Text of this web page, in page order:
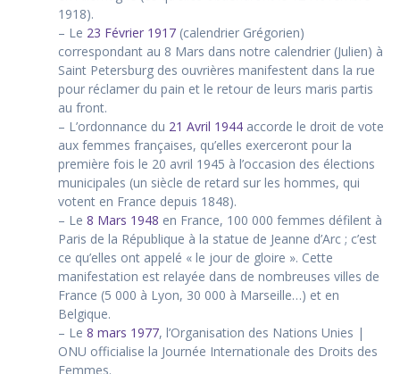
1918).
– Le 23 Février 1917 (calendrier Grégorien)
correspondant au 8 Mars dans notre calendrier (Julien) à
Saint Petersburg des ouvrières manifestent dans la rue
pour réclamer du pain et le retour de leurs maris partis
au front.
– L’ordonnance du 21 Avril 1944 accorde le droit de vote
aux femmes françaises, qu’elles exerceront pour la
première fois le 20 avril 1945 à l’occasion des élections
municipales (un siècle de retard sur les hommes, qui
votent en France depuis 1848).
– Le 8 Mars 1948 en France, 100 000 femmes défilent à
Paris de la République à la statue de Jeanne d’Arc ; c’est
ce qu’elles ont appelé « le jour de gloire ». Cette
manifestation est relayée dans de nombreuses villes de
France (5 000 à Lyon, 30 000 à Marseille…) et en
Belgique.
– Le 8 mars 1977, l’Organisation des Nations Unies |
ONU officialise la Journée Internationale des Droits des
Femmes.